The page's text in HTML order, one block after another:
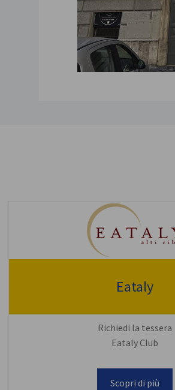
Eataly
Richiedi la tessera
Eataly Club
Scopri di più